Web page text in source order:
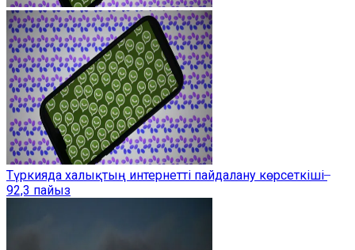
Түркияда халықтың интернетті пайдалану көрсеткіші ̶
92,3 пайыз